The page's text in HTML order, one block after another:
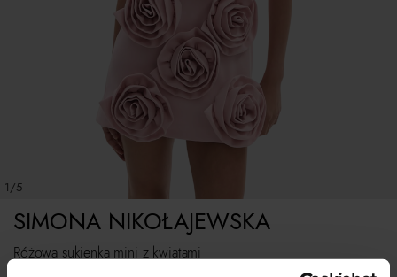
1/5
Różowa sukienka mini z kwiatami
SIMONA NIKOŁAJEWSKA